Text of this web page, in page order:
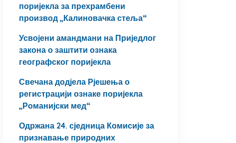
поријекла за прехрамбени
производ „Калиновачка стеља“
Усвојени амандмани на Приједлог
закона о заштити ознака
географског поријекла
Свечана додјела Рјешења о
регистрацији ознаке поријекла
„Романијски мед“
Одржана 24. сједница Комисије за
признавање природних